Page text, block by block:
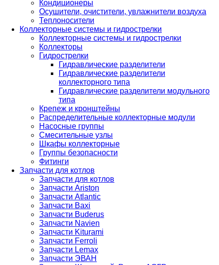
Кондиционеры
Осушители, очистители, увлажнители воздуха
Теплоносители
Коллекторные системы и гидрострелки
Коллекторные системы и гидрострелки
Коллекторы
Гидрострелки
Гидравлические разделители
Гидравлические разделители
коллекторного типа
Гидравлические разделители модульного
типа
Крепеж и кронштейны
Распределительные коллекторные модули
Насосные группы
Смесительные узлы
Шкафы коллекторные
Группы безопасности
Фитинги
Запчасти для котлов
Запчасти для котлов
Запчасти Ariston
Запчасти Atlantic
Запчасти Baxi
Запчасти Buderus
Запчасти Navien
Запчасти Kiturami
Запчасти Ferroli
Запчасти Lemax
Запчасти ЭВАН